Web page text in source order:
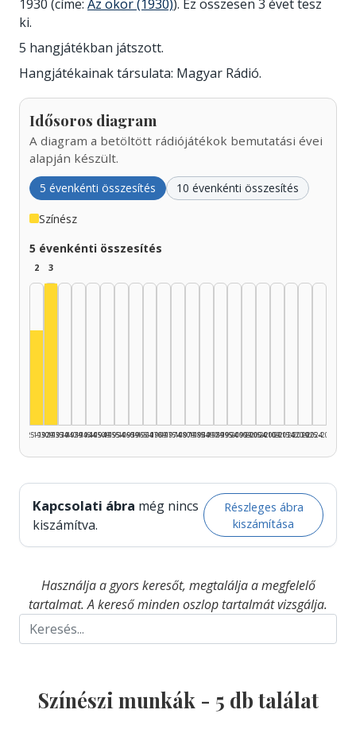
1930 (címe: Az ökör (1930)). Ez összesen 3 évet tesz
ki.
5 hangjátékban játszott.
Hangjátékainak társulata: Magyar Rádió.
Idősoros diagram
A diagram a betöltött rádiójátékok bemutatási évei
alapján készült.
5 évenkénti összesítés 10 évenkénti összesítés
Színész
5 évenkénti összesítés
2
1925–1929
3
1930–1934
1935–1939
1940–1944
1945–1949
1950–1954
1955–1959
1960–1964
1965–1969
1970–1974
1975–1979
1980–1984
1985–1989
1990–1994
1995–1999
2000–2004
2005–2009
2010–2014
2015–2019
2020–2024
2025–2026
Kapcsolati ábra még nincs
kiszámítva.
Részleges ábra
kiszámítása
Használja a gyors keresőt, megtalálja a megfelelő
tartalmat. A kereső minden oszlop tartalmát vizsgálja.
Színészi munkák - 5 db találat